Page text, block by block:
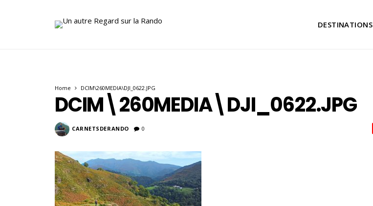
DESTINATIONS
Home DCIM\260MEDIA\DJI_0622.JPG
DCIM\260MEDIA\DJI_0622.JPG
CARNETSDERANDO 0